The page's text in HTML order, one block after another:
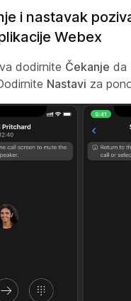
i nastavak
Webex
dodirnite Čekanje da
Nastavi za